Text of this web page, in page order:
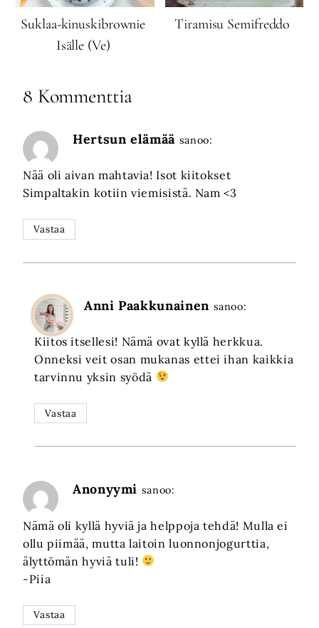
Suklaa-kinuskibrownie
Isälle (Ve)
Tiramisu Semifreddo
8 Kommenttia
Hertsun elämää sanoo:
Nää oli aivan mahtavia! Isot kiitokset
Simpaltakin kotiin viemisistä. Nam <3
Vastaa
Anni Paakkunainen sanoo:
Kiitos itsellesi! Nämä ovat kyllä herkkua.
Onneksi veit osan mukanas ettei ihan kaikkia
tarvinnu yksin syödä
Vastaa
Anonyymi sanoo:
Nämä oli kyllä hyviä ja helppoja tehdä! Mulla ei
ollu piimää, mutta laitoin luonnonjogurttia,
älyttömän hyviä tuli!
-Piia
Vastaa